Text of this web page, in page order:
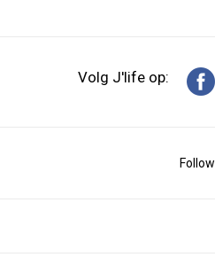
Volg J'life op:
Follow